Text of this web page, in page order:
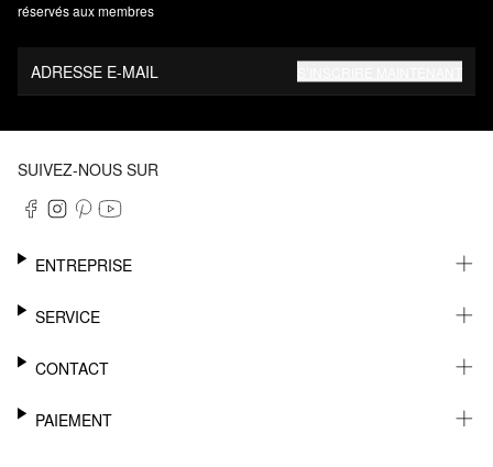
réservés aux membres
ADRESSE E-MAIL
SUIVEZ-NOUS SUR
ENTREPRISE
CARRIÈRE
SERVICE
NEWSLETTER
MÉMO
CONTACT
AIDE
PAIEMENT